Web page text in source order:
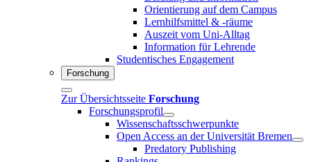
Orientierung auf dem Campus
Lernhilfsmittel & -räume
Auszeit vom Uni-Alltag
Information für Lehrende
Studentisches Engagement
Forschung
Zur Übersichtsseite Forschung
Forschungsprofil
Wissenschaftsschwerpunkte
Open Access an der Universität Bremen
Predatory Publishing